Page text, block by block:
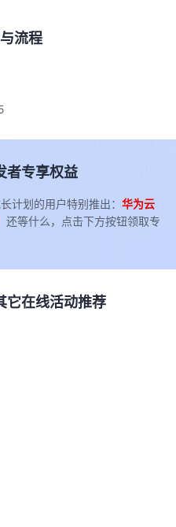
流程
者专享权益
计划的用户特别推出： 华为云
还等什么，点击下方按钮领取专
它在线活动推荐